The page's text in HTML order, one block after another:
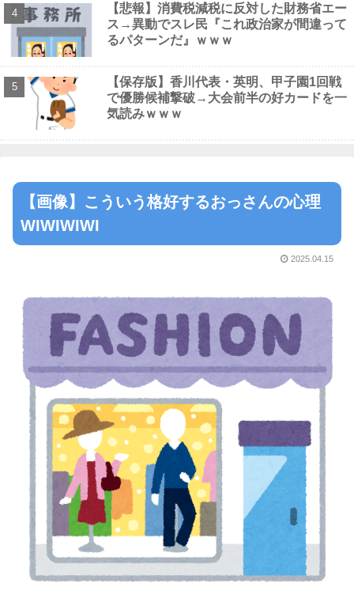
【悲報】消費税減税に反対した財務省エー
ス→異動でスレ民『これ政治家が間違って
るパターンだ』ｗｗｗ
【保存版】香川代表・英明、甲子園1回戦
で優勝候補撃破→大会前半の好カードを一
気読みｗｗｗ
【画像】こういう格好するおっさんの心理
WIWIWIWI
2025.04.15